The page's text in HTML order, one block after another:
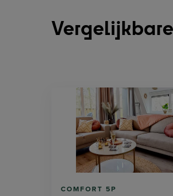
COMFORT 5P